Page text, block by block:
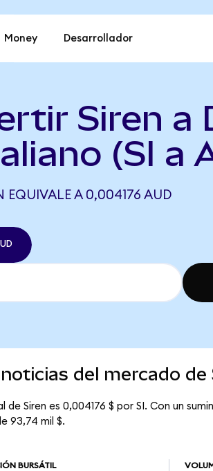
Money Desarrollador
Siren a
(SI a
EQUIVALE A 0,004176 AUD
del mercado de
de Siren es 0,004176 $ por SI. Con un
93,74 mil $.
BURSÁTIL